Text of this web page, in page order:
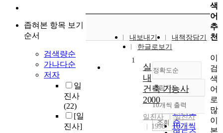
좁혀본 항목 보기
순서
검색량순
가나다순
저자
일
진사
(22)
[일
진사]
내보내기
내책장담기
한글로보기
정확도순
정확도
순
인기도
순
내림차순
내림차순
10개씩 출력
10개씩
조회
1
실
내
건축 기능사
2000
일진사
일진사
1998
색
어
추
천
이
검
색
어
로
많
이
본